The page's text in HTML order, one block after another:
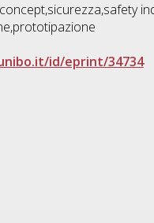
id/eprint/34734